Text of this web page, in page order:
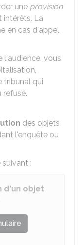
une provision
intérêts. La
en cas d'appel
l'audience, vous
tribunal qui
refusé.
des objets
l'enquête ou
:
d'un objet